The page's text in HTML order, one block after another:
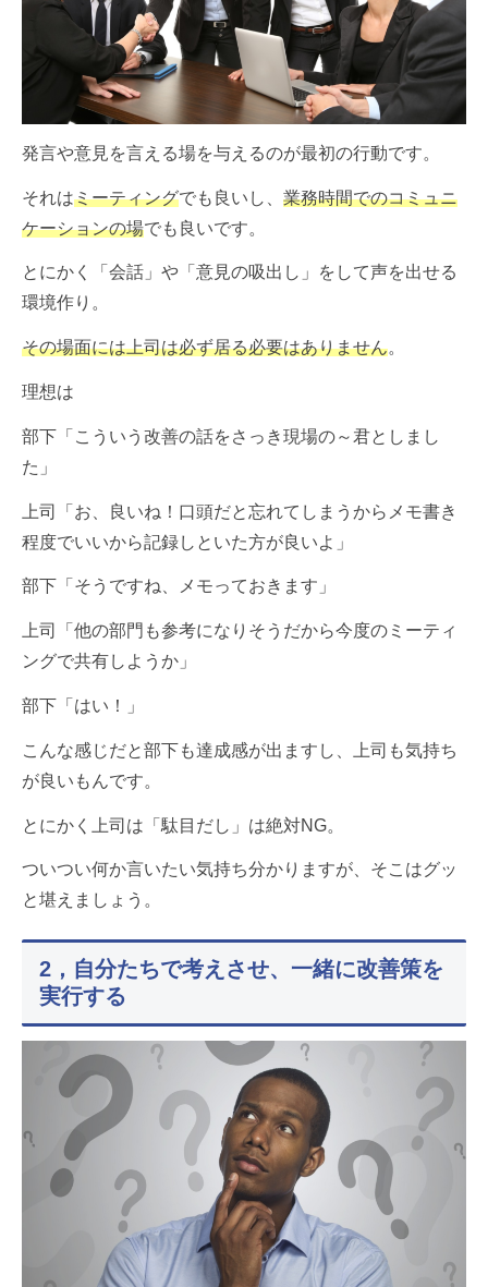
発言や意見を言える場を与えるのが最初の行動です。
それはミーティングでも良いし、 業務時間でのコミュニ
ケーションの場でも良いです。
とにかく「会話」や「意見の吸出し」をして声を出せる
環境作り。
その場面には上司は必ず居る必要はありません。
理想は
部下「こういう改善の話をさっき現場の～君としまし
た」
上司「お、良いね！口頭だと忘れてしまうからメモ書き
程度でいいから記録しといた方が良いよ」
部下「そうですね、メモっておきます」
上司「他の部門も参考になりそうだから今度のミーティ
ングで共有しようか」
部下「はい！」
こんな感じだと部下も達成感が出ますし、上司も気持ち
が良いもんです。
とにかく上司は「駄目だし」は絶対NG。
ついつい何か言いたい気持ち分かりますが、そこはグッ
と堪えましょう。
2，自分たちで考えさせ、一緒に改善策を
実行する